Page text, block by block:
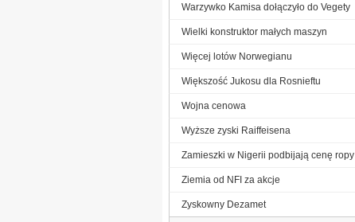
Warzywko Kamisa dołączyło do Vegety
Wielki konstruktor małych maszyn
Więcej lotów Norwegianu
Większość Jukosu dla Rosnieftu
Wojna cenowa
Wyższe zyski Raiffeisena
Zamieszki w Nigerii podbijają cenę ropy
Ziemia od NFI za akcje
Zyskowny Dezamet